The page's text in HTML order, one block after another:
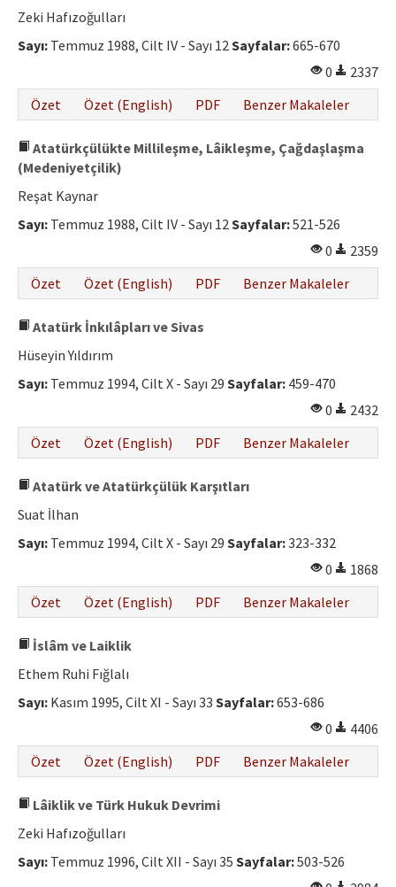
Zeki Hafızoğulları
Sayı: Temmuz 1988, Cilt IV - Sayı 12Sayfalar:665-670
0
2337
Özet
Özet (English) PDF Benzer Makaleler
Atatürkçülükte Millileşme, Lâikleşme, Çağdaşlaşma
(Medeniyetçilik)
Reşat Kaynar
Sayı: Temmuz 1988, Cilt IV - Sayı 12Sayfalar:521-526
0
2359
Özet
Özet (English) PDF Benzer Makaleler
Atatürk İnkılâpları ve Sivas
Hüseyin Yıldırım
Sayı: Temmuz 1994, Cilt X - Sayı 29 Sayfalar: 459-470
0
2432
Özet
Özet (English) PDF Benzer Makaleler
Atatürk ve Atatürkçülük Karşıtları
Suat İlhan
Sayı: Temmuz 1994, Cilt X - Sayı 29 Sayfalar:323-332
0
1868
Özet
Özet (English) PDF Benzer Makaleler
İslâm ve Laiklik
Ethem Ruhi Fığlalı
Sayı: Kasım 1995, Cilt XI - Sayı 33 Sayfalar:653-686
0
4406
Özet
Özet (English) PDF Benzer Makaleler
Lâiklik ve Türk Hukuk Devrimi
Zeki Hafızoğulları
Sayı: Temmuz 1996, Cilt XII - Sayı 35 Sayfalar:503-526